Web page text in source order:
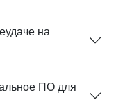
на
ПО для